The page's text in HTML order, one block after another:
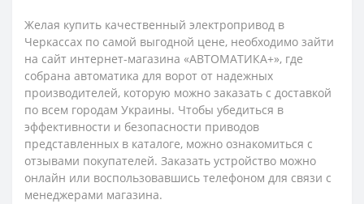
Желая купить качественный электропривод в
Черкассах по самой выгодной цене, необходимо зайти
на сайт интернет-магазина «АВТОМАТИКА+», где
собрана автоматика для ворот от надежных
производителей, которую можно заказать с доставкой
по всем городам Украины. Чтобы убедиться в
эффективности и безопасности приводов
представленных в каталоге, можно ознакомиться с
отзывами покупателей. Заказать устройство можно
онлайн или воспользовавшись телефоном для связи с
менеджерами магазина.